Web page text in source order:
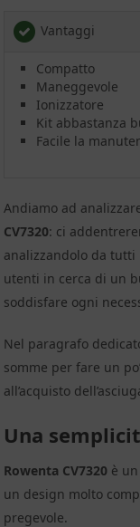
Vantaggi
Compatto
Maneggevole
Ionizzatore
Kit abbastanza
Facile la
Andiamo ad
CV7320: ci
analizzandolo da
utenti in cerca di un
soddisfare ogni
Nel paragrafo
somme per fare un
all’acquisto
Una
Rowenta CV7320 è un
un design molto
pregevole.